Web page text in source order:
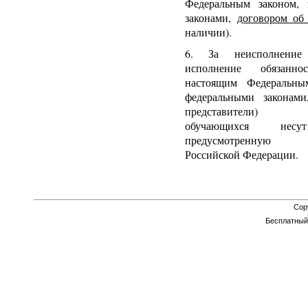
законами, договором
наличии).
6. За
исполнение
настоящим
федеральными
представители)
обучающихся
предусмотренную
Российской Федерации.